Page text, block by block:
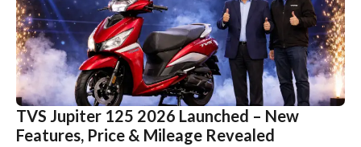
TVS Jupiter 125 2026 Launched – New
Features, Price & Mileage Revealed